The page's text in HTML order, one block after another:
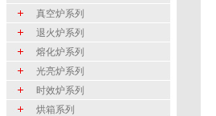
真空炉系列
退火炉系列
熔化炉系列
光亮炉系列
时效炉系列
烘箱系列